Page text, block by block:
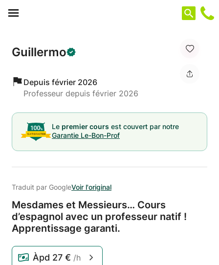
Guillermo
Depuis février 2026
Professeur depuis février 2026
Le premier cours est couvert par notre
Garantie Le-Bon-Prof
Traduit par GoogleVoir l'original
Mesdames et Messieurs… Cours
d’espagnol avec un professeur natif !
Apprentissage garanti.
Àpd 27 € /h